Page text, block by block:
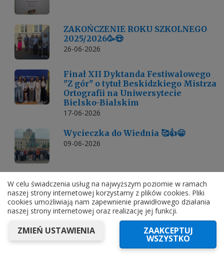
W celu świadczenia usług na najwyższym poziomie w ramach
naszej strony internetowej korzystamy z plików cookies. Pliki
cookies umożliwiają nam zapewnienie prawidłowego działania
naszej strony internetowej oraz realizację jej funkcji.
ZMIEŃ USTAWIENIA ZAAKCEPTUJ
WSZYSTKO
ZAKOŃCZENIE ROKU SZKOLNEGO
2025/2026🥳😍
26-06-2026
Finał XII Dyktanda Festiwalowego
"Z gór" o tytuł Beskidzkiego Mistrza
Ortografii na Uniwersytecie
Bielsko-Bialskim
17-06-2026
Wycieczka do Wiednia 🥰👍😁
09-06-2026
02-06-2026
Ostatnie galerie